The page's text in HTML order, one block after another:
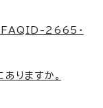
(FAQID-2665・
りますか。